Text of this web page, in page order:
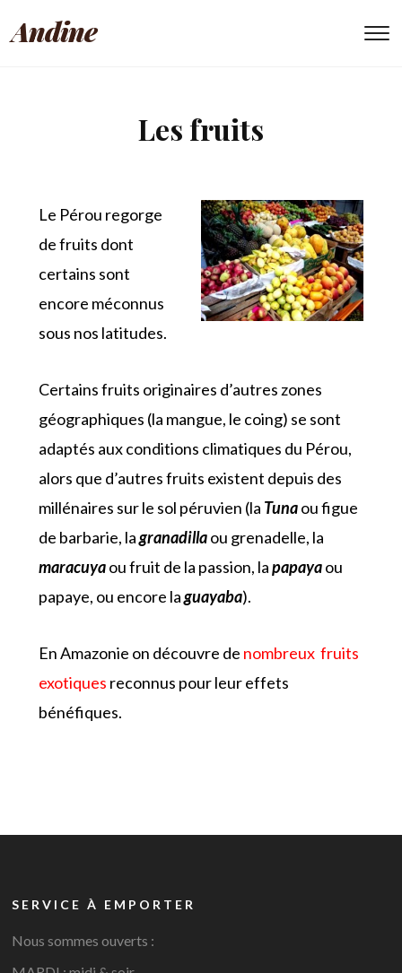
Andine
Les fruits
Le Pérou regorge
de fruits dont
certains sont
encore méconnus
sous nos latitudes.
Certains fruits originaires d’autres zones
géographiques (la mangue, le coing) se sont
adaptés aux conditions climatiques du Pérou,
alors que d’autres fruits existent depuis des
millénaires sur le sol péruvien (la Tunaou figue
de barbarie, lagranadillaou grenadelle, la
maracuyaou fruit de la passion, lapapayaou
papaye, ou encore laguayaba).
En Amazonie on découvre de nombreux fruits
exotiques reconnus pour leur effets
bénéfiques.
SERVICE À EMPORTER
Nous sommes ouverts :